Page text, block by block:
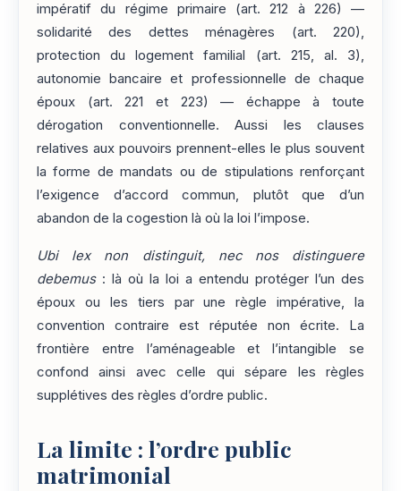
impératif du régime primaire (art. 212 à 226) —
solidarité des dettes ménagères (art. 220),
protection du logement familial (art. 215, al. 3),
autonomie bancaire et professionnelle de chaque
époux (art. 221 et 223) — échappe à toute
dérogation conventionnelle. Aussi les clauses
relatives aux pouvoirs prennent-elles le plus souvent
la forme de mandats ou de stipulations renforçant
l’exigence d’accord commun, plutôt que d’un
abandon de la cogestion là où la loi l’impose.
Ubi lex non distinguit, nec nos distinguere
debemus: là où la loi a entendu protéger l’un des
époux ou les tiers par une règle impérative, la
convention contraire est réputée non écrite. La
frontière entre l’aménageable et l’intangible se
confond ainsi avec celle qui sépare les règles
supplétives des règles d’ordre public.
La limite : l’ordre public
matrimonial